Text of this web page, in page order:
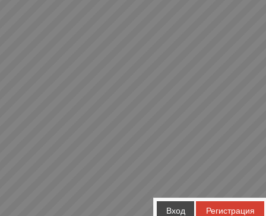
Вход Регистрация